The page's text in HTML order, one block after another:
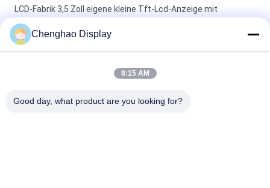
LCD-Fabrik 3,5 Zoll eigene kleine Tft-Lcd-Anzeige mit
Kapazitäts-Touch
7 In 50 Pin 250cd/m2 800x480 Rgb Tft Lcd Monitor
Streifen IPS-Bildschirm
Chenghao Display
8:15 AM
Good day, what product are you looking for?